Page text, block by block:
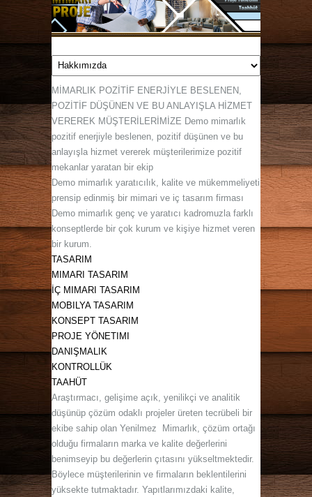
MİMARLIK POZİTİF ENERJİYLE BESLENEN,
POZİTİF DÜŞÜNEN VE BU ANLAYIŞLA HİZMET
VEREREK MÜŞTERİLERİMİZE Demo mimarlık
pozitif enerjiyle beslenen, pozitif düşünen ve bu
anlayışla hizmet vererek müşterilerimize pozitif
mekanlar yaratan bir ekip
Demo mimarlık yaratıcılık, kalite ve mükemmeliyeti
prensip edinmiş bir mimari ve iç tasarım firması
Demo mimarlık genç ve yaratıcı kadromuzla farklı
konseptlerde bir çok kurum ve kişiye hizmet veren
bir kurum.
TASARIM
MIMARI TASARIM
İÇ MIMARI TASARIM
MOBILYA TASARIM
KONSEPT TASARIM
PROJE YÖNETIMI
DANIŞMALIK
KONTROLLÜK
TAAHÜT
Araştırmacı, gelişime açık, yenilikçi ve analitik
düşünüp çözüm odaklı projeler üreten tecrübeli bir
ekibe sahip olan Yenilmez Mimarlık, çözüm ortağı
olduğu firmaların marka ve kalite değerlerini
benimseyip bu değerlerin çıtasını yükseltmektedir.
Böylece müşterilerinin ve firmaların beklentilerini
yüksekte tutmaktadır. Yapıtlarımızdaki kalite,